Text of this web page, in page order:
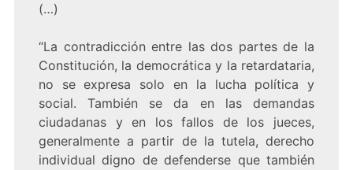
(…)
“La contradicción entre las dos partes de la
Constitución, la democrática y la retardataria,
no se expresa solo en la lucha política y
social. También se da en las demandas
ciudadanas y en los fallos de los jueces,
generalmente a partir de la tutela, derecho
individual digno de defenderse que también